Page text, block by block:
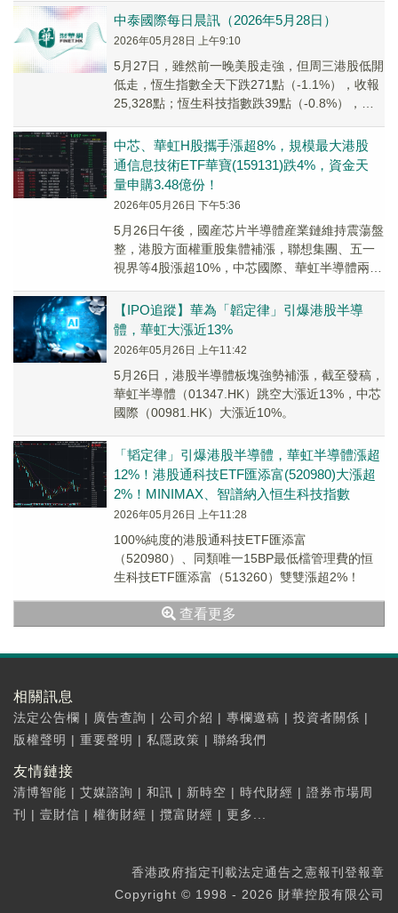
中泰國際每日晨訊（2026年5月28日）
2026年05月28日 上午9:10
5月27日，雖然前一晚美股走強，但周三港股低開
低走，恆生指數全天下跌271點（-1.1%），收報
25,328點；恆生科技指數跌39點（-0.8%），收
中芯、華虹H股攜手漲超8%，規模最大港股
通信息技術ETF華寶(159131)跌4%，資金天
量申購3.48億份！
2026年05月26日 下午5:36
5月26日午後，國産芯片半導體産業鏈維持震蕩盤
整，港股方面權重股集體補漲，聯想集團、五一
視界等4股漲超10%，中芯國際、華虹半導體兩大
【IPO追蹤】華為「韜定律」引爆港股半導
體，華虹大漲近13%
2026年05月26日 上午11:42
5月26日，港股半導體板塊強勢補漲，截至發稿，
華虹半導體（01347.HK）跳空大漲近13%，中芯
國際（00981.HK）大漲近10%。
「韬定律」引爆港股半導體，華虹半導體漲超
12%！港股通科技ETF匯添富(520980)大漲超
2%！MINIMAX、智譜納入恒生科技指數
2026年05月26日 上午11:28
100%純度的港股通科技ETF匯添富
（520980）、同類唯一15BP最低檔管理費的恒
生科技ETF匯添富（513260）雙雙漲超2%！
查看更多
相關訊息
法定公告欄 | 廣告查詢 | 公司介紹 | 專欄邀稿 | 投資者關係 |
版權聲明 | 重要聲明 | 私隱政策 | 聯絡我們
友情鏈接
清博智能 | 艾媒諮詢 | 和訊 | 新時空 | 時代財經 | 證券市場周
刊
| 壹財信 | 權衡財經 | 攬富財經 | 更多...
香港政府指定刊載法定通告之憲報刊登報章
Copyright © 1998 - 2026 財華控股有限公司